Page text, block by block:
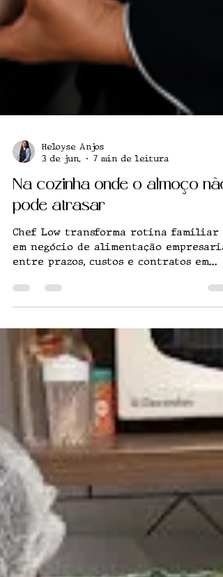
Heloyse Anjos
3 de jun.
7 min de leitura
Na cozinha onde o almoço não
Chef Low transforma rotina familiar
em negócio de alimentação
entre prazos, custos e contratos em
Cascavel